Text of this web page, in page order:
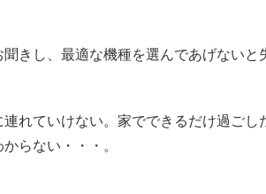
きし、最適な機種を選んであげないと
れていけない。家でできるだけ過ごし
らない・・・。